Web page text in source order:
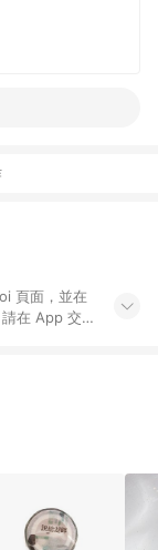
頁面，並在
在 App 交
P coins，
更新至
商品規格、
不符，以